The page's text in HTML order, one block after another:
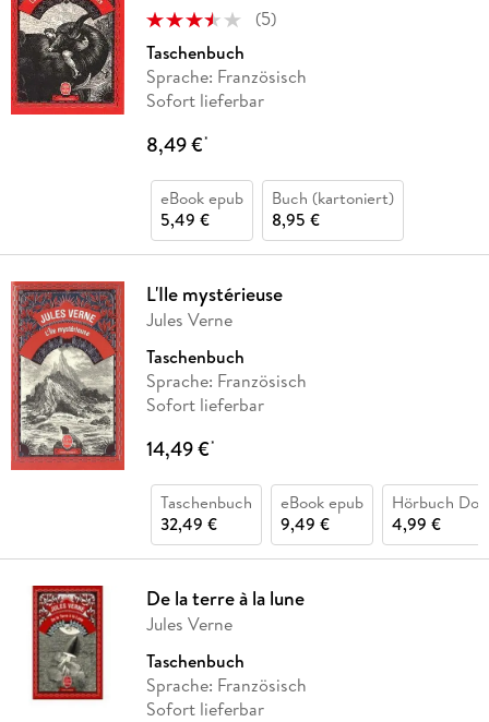
(5)
Taschenbuch
Sprache: Französisch
Sofort lieferbar
8,49 €*
eBook epub
5,49 €
Buch (kartoniert)
8,95 €
L'Ile mystérieuse
Jules Verne
Taschenbuch
Sprache: Französisch
Sofort lieferbar
14,49 €*
Taschenbuch
32,49 €
eBook epub
9,49 €
Hörbuch
4,99 €
De la terre à la lune
Jules Verne
Taschenbuch
Sprache: Französisch
Sofort lieferbar